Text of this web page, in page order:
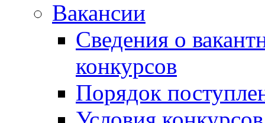
Вакансии
Сведения о
конкурсов
Порядок